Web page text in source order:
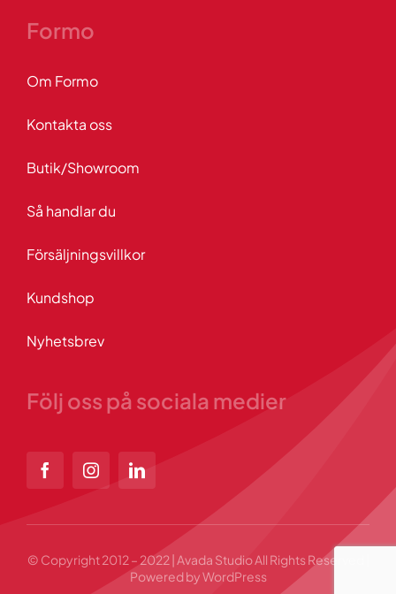
Formo
Om Formo
Kontakta oss
Butik/Showroom
Så handlar du
Försäljningsvillkor
Kundshop
Nyhetsbrev
Följ oss på sociala medier
© Copyright 2012 – 2022 | Avada Studio All Rights Reserved |
Powered by WordPress